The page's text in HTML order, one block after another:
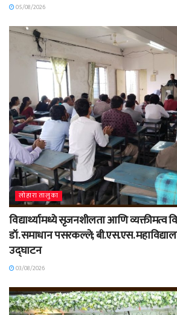
05/08/2026
लोहारा तालुका
विद्यार्थ्यामध्ये सृजनशीलता आणि व्यक्तीमत्व
डॉ. समाधान पसरकल्ले; बी.एस.एस.
उद्घाटन
03/08/2026